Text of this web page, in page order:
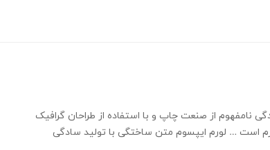
نامفهوم از صنعت چاپ و با استفاده از طراحان گرافیک
است … لورم ایپسوم متن ساختگی با تولید سادگی